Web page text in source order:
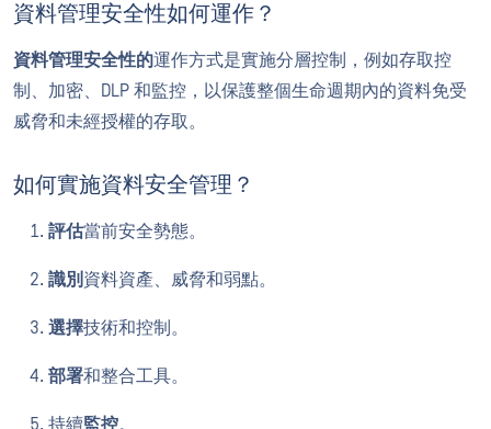
資料管理安全性如何運作？
資料管理安全性的運作方式是實施分層控制，例如存取控
制、加密、DLP 和監控，以保護整個生命週期內的資料免受
威脅和未經授權的存取。
如何實施資料安全管理？
評估當前安全勢態。
識別 資料資產、威脅和弱點。
選擇技術和控制。
部署和整合工具。
持續監控。